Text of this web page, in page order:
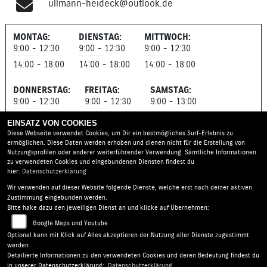
Historie:
Seit 1983 Gebrauchtmotorrad Handel
1992 Werkstatt und Motorradladenbau
Seit 1993: Suzuki Vertragshändler/Vertragswerkstatt
1994 - 1996: Suzuki Speercup Team mit guten Erfolgen
zu jeder Tages und Nachtzeit
MONTAG:
9:00 - 12:30
14:00 - 18:00
DIENSTAG:
9:00 - 12:30
14:00 - 18:00
MITTWOCH:
9:00 - 12:30
14:00 - 18:00
DONNERSTAG:
9:00 - 12:30
FREITAG:
9:00 - 12:30
SAMSTAG:
9:00 - 13:00
ullmann-heideck@outlook.de
Motorradschuppen Ullmann |Industriepark 8 | 91180
Heideck | Deutschland
AGB |Impressum
Barrierefreiheit |Batterieverordnung
EINSATZ VON COOKIES
Diese Webseite verwendet Cookies, um Dir ein bestmögliches Surf-Erlebnis zu
ermöglichen. Diese Daten werden erhoben und dienen nicht für die Erstellung von
Nutzungsprofilen oder anderer weiterführender Verwendung. Sämtliche Informationen
zu verwendeten Cookies und eingebundenen Diensten findest du
hier: Datenschutzerklärung
Wir verwenden auf dieser Website folgende Dienste, welche erst nach deiner aktiven
Zustimmung eingebunden werden.
Bitte hake dazu den jeweiligen Dienst an und klicke auf Übernehmen:
Google Maps und Youtube
Optional kann mit Klick auf Alles akzeptieren der Nutzung aller Dienste zugestimmt
werden
Detailierte Informationen zu den verwendeten Cookies und deren Bedeutung findest du